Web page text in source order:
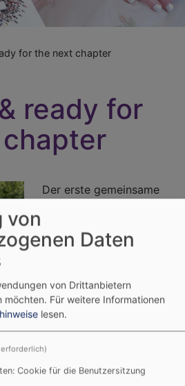
for the next chapter
ready for
2026
Der erste gemeinsame
Johanneskirche ist
Los ging es am Samstag,
23. Mai 2026 mit dem
und das
Erinnerung wurde
Fotografin @Kathrin
BELLA!
von
Daten
von Drittanbietern
möchten. Für weitere Informationen
lesen.
Cookie für die Benutzersitzung